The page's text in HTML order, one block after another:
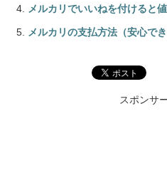
メルカリでいいねを付けると
メルカリの支払方法（安心でき
スポンサ